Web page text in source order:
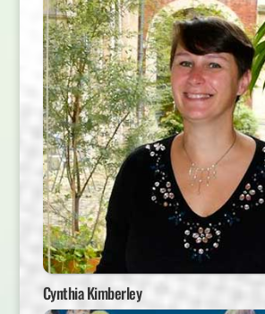
Cynthia Kimberley